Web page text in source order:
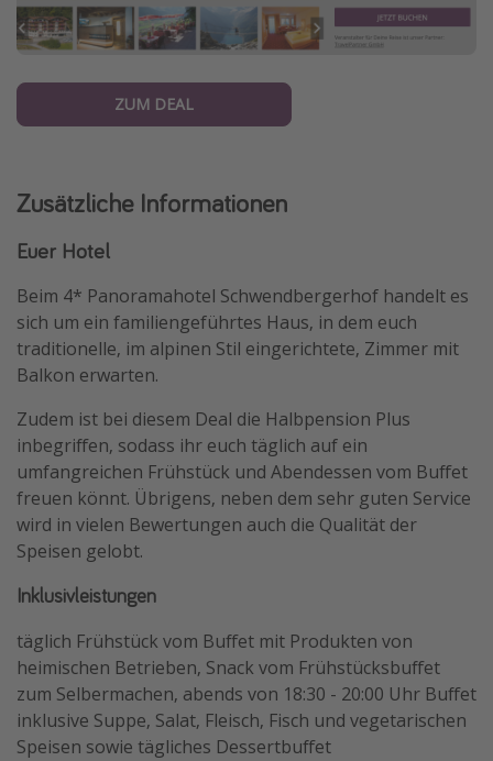
ZUM DEAL
Zusätzliche Informationen
Euer Hotel
Beim 4* Panoramahotel Schwendbergerhof handelt es
sich um ein familiengeführtes Haus, in dem euch
traditionelle, im alpinen Stil eingerichtete, Zimmer mit
Balkon erwarten.
Zudem ist bei diesem Deal die Halbpension Plus
inbegriffen, sodass ihr euch täglich auf ein
umfangreichen Frühstück und Abendessen vom Buffet
freuen könnt. Übrigens, neben dem sehr guten Service
wird in vielen Bewertungen auch die Qualität der
Speisen gelobt.
Inklusivleistungen
täglich Frühstück vom Buffet mit Produkten von
heimischen Betrieben, Snack vom Frühstücksbuffet
zum Selbermachen, abends von 18:30 - 20:00 Uhr Buffet
inklusive Suppe, Salat, Fleisch, Fisch und vegetarischen
Speisen sowie tägliches Dessertbuffet